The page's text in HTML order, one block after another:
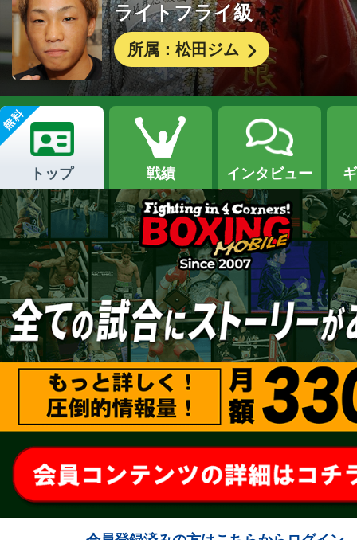
ライトフライ級
所属：松田ジム
トップ 戦績 インタビュー